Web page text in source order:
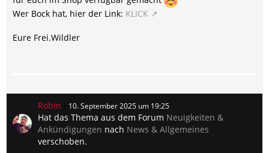
Wer Bock hat, hier der Link: KLICK
Eure Frei.Wildler
Robin 10. September 2025 um 19:25
Hat das Thema aus dem Forum Neuigkeiten &
Ankündigungen nach News & Allgemeines
verschoben.